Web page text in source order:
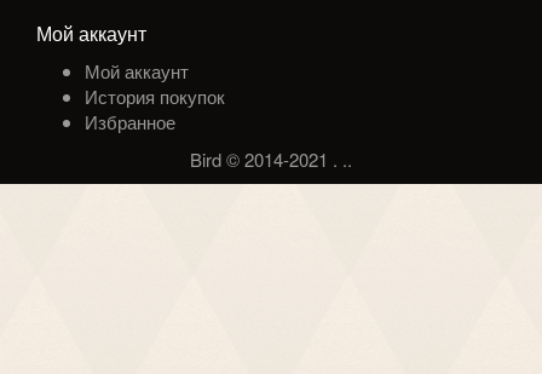
Мой аккаунт
Мой аккаунт
История покупок
Избранное
Bird © 2014-2021 . ..